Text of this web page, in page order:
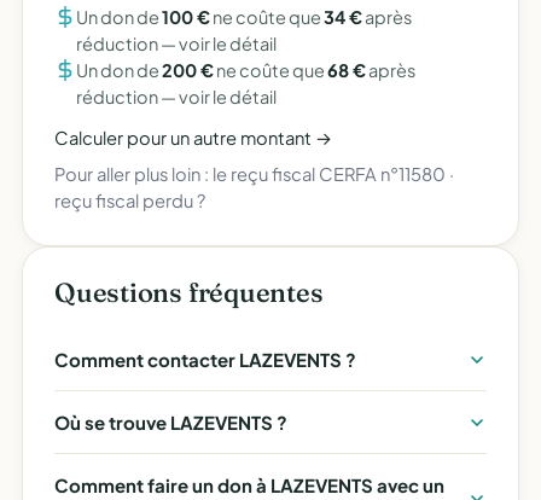
Un don de100 €ne coûte que34 €après
réduction —voir le détail
Un don de200 €ne coûte que68 €après
réduction —voir le détail
Calculer pour un autre montant →
Pour aller plus loin : le reçu fiscal CERFA n°11580 ·
reçu fiscal perdu ?
Questions fréquentes
Comment contacter LAZEVENTS ?
Où se trouve LAZEVENTS ?
Comment faire un don à LAZEVENTS avec un